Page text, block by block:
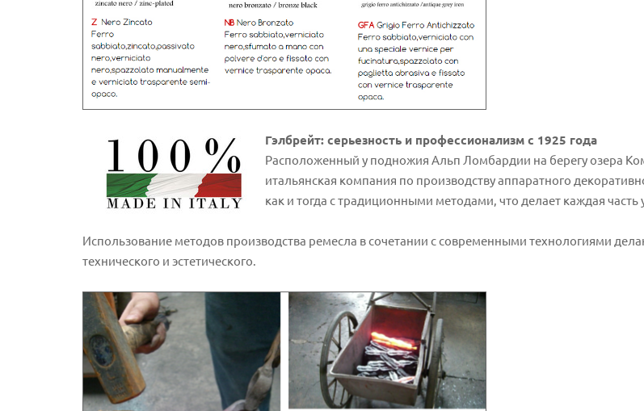
Гэлбрейт: серьезность и профессионализм с 1925 года
Расположенный у подножия Альп Ломбардии на берегу озера
итальянская компания по производству аппаратного
как и тогда с традиционными методами, что делает каждая часть
Использование методов производства ремесла в сочетании с современными технологиями
технического и эстетического.